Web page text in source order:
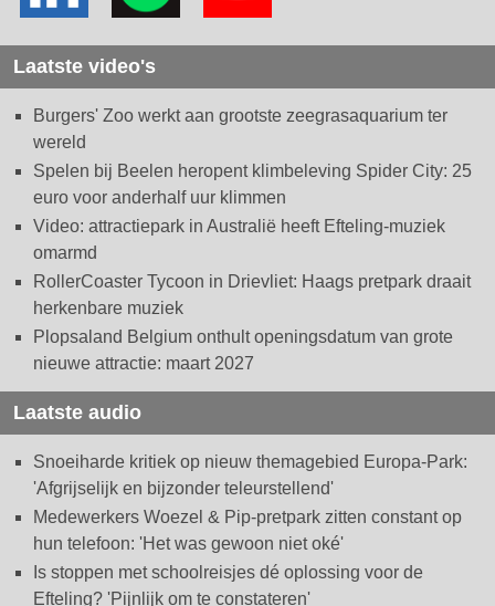
Laatste video's
Burgers' Zoo werkt aan grootste zeegrasaquarium ter
wereld
Spelen bij Beelen heropent klimbeleving Spider City: 25
euro voor anderhalf uur klimmen
Video: attractiepark in Australië heeft Efteling-muziek
omarmd
RollerCoaster Tycoon in Drievliet: Haags pretpark draait
herkenbare muziek
Plopsaland Belgium onthult openingsdatum van grote
nieuwe attractie: maart 2027
Laatste audio
Snoeiharde kritiek op nieuw themagebied Europa-Park:
'Afgrijselijk en bijzonder teleurstellend'
Medewerkers Woezel & Pip-pretpark zitten constant op
hun telefoon: 'Het was gewoon niet oké'
Is stoppen met schoolreisjes dé oplossing voor de
Efteling? 'Pijnlijk om te constateren'